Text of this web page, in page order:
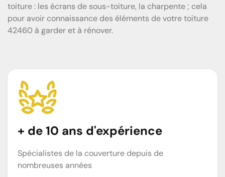
toiture : les écrans de sous-toiture, la charpente ; cela
pour avoir connaissance des éléments de votre toiture
42460 à garder et à rénover.
+ de 10 ans d'expérience
Spécialistes de la couverture depuis de
nombreuses années